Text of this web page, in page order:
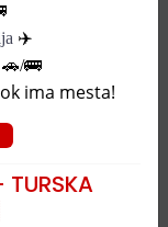
✈️
🚗/🚌
ima mesta!
TURSKA